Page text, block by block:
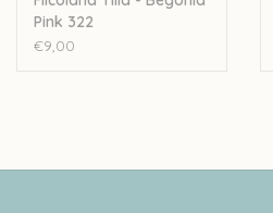
Pink 322
€9,00